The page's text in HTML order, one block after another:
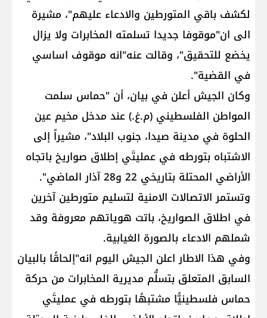
لكشف باقي المتورطين والادعاء عليهم"، مشيرة
الى ان"موقوفا جديدا تسلمته المخابرات ولا يزال
يخضع للتحقيق"، وقالت عنه"انه موقوف اساسي
في القضية".
وكان الجيش أعلن في بيان، أن "حماس سلمت
المواطن الفلسطيني (م.غ.) عند مدخل مخيم عين
الحلوة في مدينة صيدا، جنوب البلاد"، مشيراً إلى
الاشتباه بتورطه في عمليتَي إطلاق صواريخ باتجاه
الأراضي المحتلة بتاريخي 22 و28 آذار الماضي".
وتستمر الاتصالات الامنية لتسليم متورطين آخرين
في اطلاق الصواريخ، باتت هوياتهم معروفة وقد
شملهم الادعاء بالصورة الغيابية.
وفي هذا الاطار اعلن الجيش اليوم انه"إلحاقًا بالبيان
السابق المتعلق بتسلُّم مديرية المخابرات من حركة
حماس فلسطينيًّا مشتبهًا بتورطه في عمليتَي